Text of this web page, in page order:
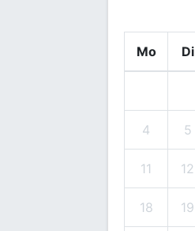
Mo Di
4 5
11 12
18 19